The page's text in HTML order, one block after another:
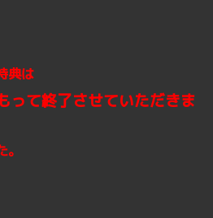
典は
て終了させていただきま